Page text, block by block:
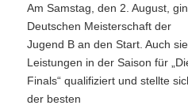
Am Samstag, den 2. August,
Deutschen Meisterschaft der
Jugend B an den Start. Auch
Leistungen in der Saison für
Finals“ qualifiziert und stellte
der besten